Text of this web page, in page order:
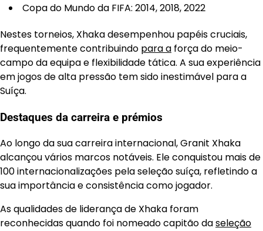
Copa do Mundo da FIFA: 2014, 2018, 2022
Nestes torneios, Xhaka desempenhou papéis cruciais,
frequentemente contribuindo para a força do meio-
campo da equipa e flexibilidade tática. A sua experiência
em jogos de alta pressão tem sido inestimável para a
Suíça.
Destaques da carreira e prémios
Ao longo da sua carreira internacional, Granit Xhaka
alcançou vários marcos notáveis. Ele conquistou mais de
100 internacionalizações pela seleção suíça, refletindo a
sua importância e consistência como jogador.
As qualidades de liderança de Xhaka foram
reconhecidas quando foi nomeado capitão daseleção